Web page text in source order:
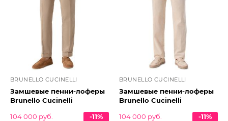
BRUNELLO CUCINELLI
Замшевые пенни-лоферы
Brunello Cucinelli
104 000 руб.
-11%
BRUNELLO CUCINELLI
Замшевые пенни-лоферы
Brunello Cucinelli
104 000 руб.
-11%